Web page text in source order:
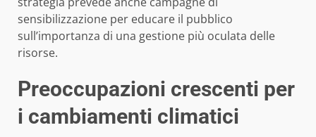
sensibilizzazione per educare il pubblico
sull’importanza di una gestione più oculata delle
risorse.
Preoccupazioni crescenti per
i cambiamenti climatici